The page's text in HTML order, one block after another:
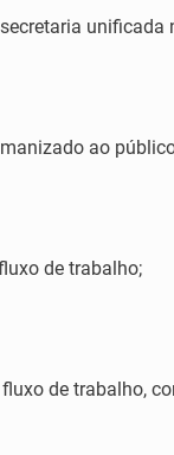
unificada
ao
de trabalho;
de trabalho,